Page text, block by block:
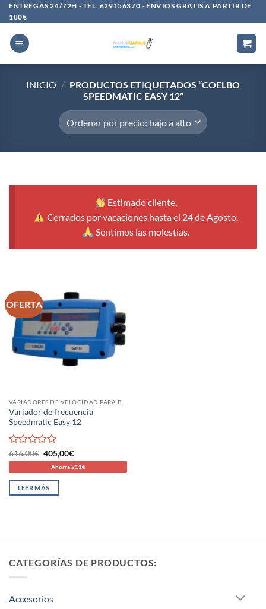
Saltar
al
contenido
ENTREGAS 24/72H - TEL. 629156370 - ENVIOS GRATIS A PARTIR DE
180€
INICIO / PRODUCTOS ETIQUETADOS “COELBO
SPEEDMATIC EASY 12”
Estimado cliente,
Cerrados por vacaciones hasta el 24 de Agosto.
Sentimos las molestias.
OFERTA
Variador de frecuencia
Speedmatic Easy 12
Valorado
con
0
de
616,00€ El
precio
original
era:
616,00€.
405,00€El
precio
actual
es:
Ahorra 211€
LEER MÁS
CATEGORÍAS DE PRODUCTOS:
Accesorios